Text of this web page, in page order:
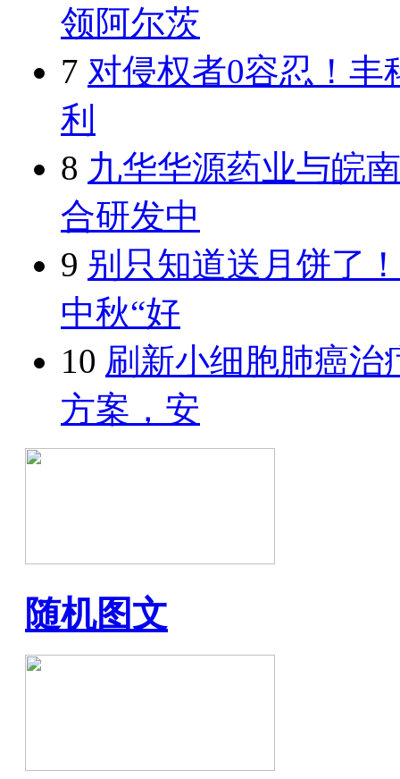
领阿尔茨
7 对侵权者0容忍！
利
8 九华华源药业与皖
合研发中
9 别只知道送月饼了
中秋“好
10 刷新小细胞肺癌治
方案，安
随机图文